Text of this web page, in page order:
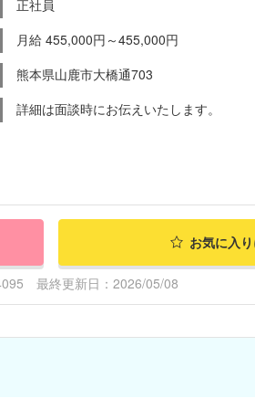
正社員
月給 455,000円～455,000円
熊本県山鹿市大橋通703
詳細は面談時にお伝えいたします。
お気に入
最終更新日：2026/05/08